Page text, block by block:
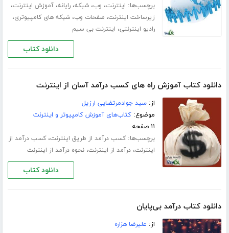
برچسب‌ها: اینترنت، وب،شبکه،رایانه،آموزش اینترنت،
زیرساخت اینترنت،صفحات وب،شبکه های کامپیوتری،
رادیو اینترنتی، اینترنت بی سیم
دانلود کتاب
دانلود کتاب آموزش راه های کسب درآمد آسان از اینترنت
از:سید جوادمرتضایی ارزیل
موضوع:کتاب‌های آموزش کامپیوتر و اینترنت
۱۱ صفحه
برچسب‌ها:کسب درآمد از طریق اینترنت،کسب درآمد از
اینترنت،درآمد از اینترنت،نحوه درآمد از اینترنت
دانلود کتاب
دانلود کتاب درآمد بی‌پایان
از: علیرضا هزاره